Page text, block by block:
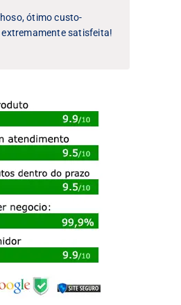
ótimo custo-
satisfeita!